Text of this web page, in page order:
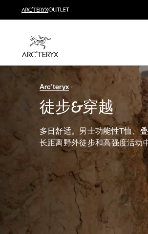
打造全套越野跑装备
选购女士
无理由退换货
改变主意了？ 30天内购买的符合条
Arc'teryx
徒步&穿越
多日舒适。男士功能性T恤、
长距离野外徒步和高强度活动